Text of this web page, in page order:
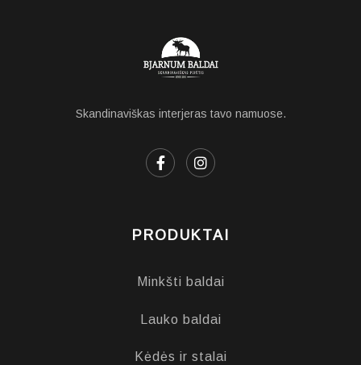
Skandinaviškas interjeras tavo namuose.
PRODUKTAI
Minkšti baldai
Lauko baldai
Kėdės ir stalai